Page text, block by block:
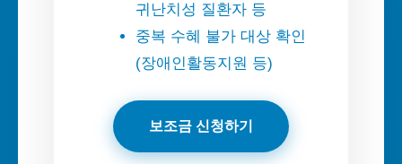
귀난치성 질환자 등
중복 수혜 불가 대상 확인
(장애인활동지원 등)
보조금 신청하기